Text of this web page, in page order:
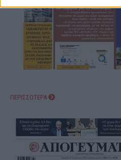
ΠΕΡΙΣΣΟΤΕΡΑ